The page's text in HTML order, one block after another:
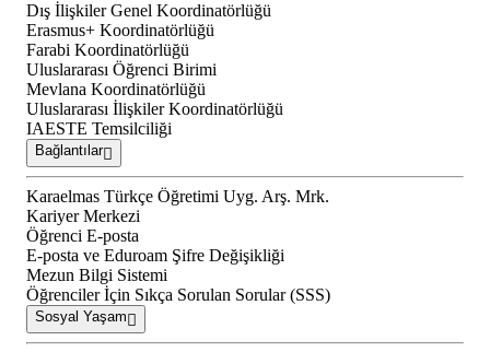
Dış İlişkiler Genel Koordinatörlüğü
Erasmus+ Koordinatörlüğü
Farabi Koordinatörlüğü
Uluslararası Öğrenci Birimi
Mevlana Koordinatörlüğü
Uluslararası İlişkiler Koordinatörlüğü
IAESTE Temsilciliği
Bağlantılar
Karaelmas Türkçe Öğretimi Uyg. Arş. Mrk.
Kariyer Merkezi
Öğrenci E-posta
E-posta ve Eduroam Şifre Değişikliği
Mezun Bilgi Sistemi
Öğrenciler İçin Sıkça Sorulan Sorular (SSS)
Sosyal Yaşam